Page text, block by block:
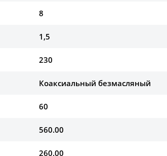
8
1,5
230
Коаксиальный безмасляный
60
560.00
260.00